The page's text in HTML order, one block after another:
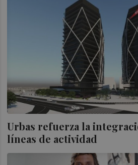
Urbas refuerza la
líneas de actividad